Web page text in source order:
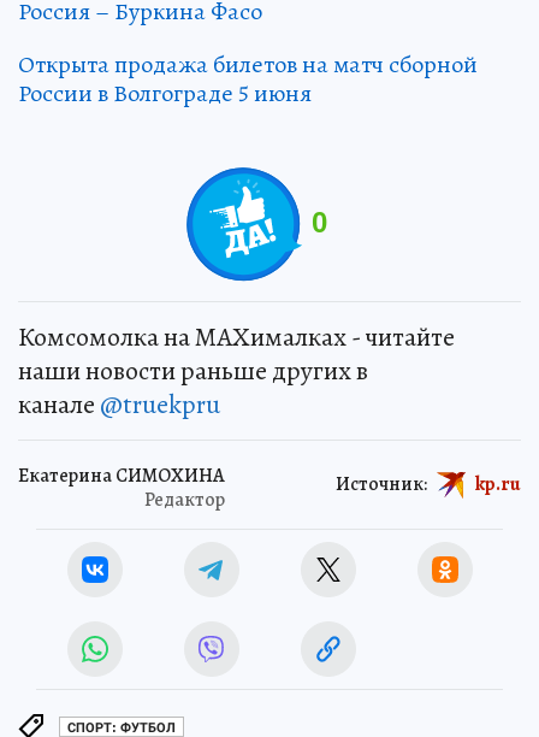
Россия – Буркина Фасо
Открыта продажа билетов на матч сборной
России в Волгограде 5 июня
0
Комсомолка на MAXималках - читайте
наши новости раньше других в
канале @truekpru
Екатерина СИМОХИНА
Редактор
Источник: kp.ru
СПОРТ: ФУТБОЛ